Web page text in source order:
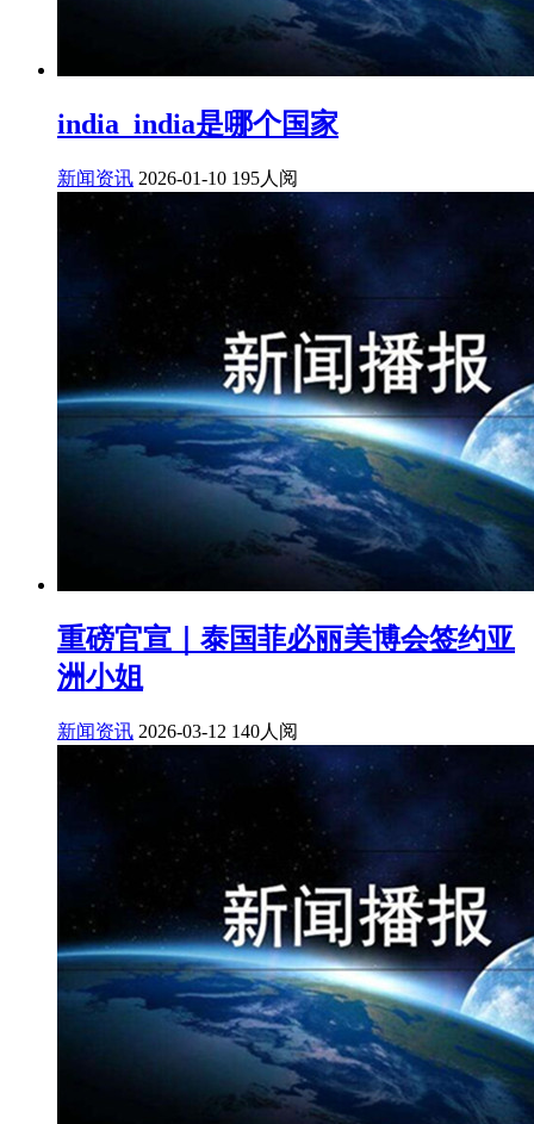
india_india是哪个国家
新闻资讯 2026-01-10 195人阅
重磅官宣｜泰国菲必丽美博会签约亚
洲小姐
新闻资讯 2026-03-12 140人阅